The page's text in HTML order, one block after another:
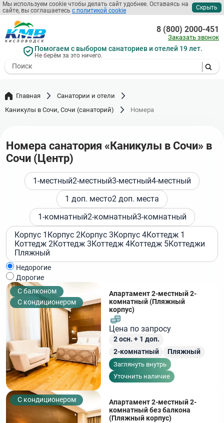
Мы используем cookie чтобы делать сайт удобнее. Оставаясь на
сайте, вы соглашаетесь с политикой cookie Скрыть
Перейти
к
основному
содержанию
Помогаем с выбором санаториев и отелей 19 лет.
Не берём за это ничего.
- I agree to the processing of my
8 (800) 2000-451
Заказать звонок
Главная
Санатории и отели
Каникулы в Сочи, Сочи (санаторий)
Номера
Номера санатория «Каникулы в Сочи» в
Сочи (Центр)
1-местный2-местный3-местный4-местный
1 доп. место2 доп. места
1-комнатный2-комнатный3-комнатный
Корпус 1 Корпус 2Корпус 3 Корпус 4Коттедж 1
Коттедж 2Коттедж 3 Коттедж 4Коттедж 5Коттеджи
Пляжный
Недорогие
Дорогие
C балконом
С кондиционером
Апартамент 2-местный 2-
комнатный (Пляжный
корпус)
Цена по запросу
2осн. + 1 доп.
2-комнатный
Пляжный
Заглянуть внутрь
Уточнить наличие
С кондиционером
Апартамент 2-местный 2-
комнатный без балкона
(Пляжный корпус)